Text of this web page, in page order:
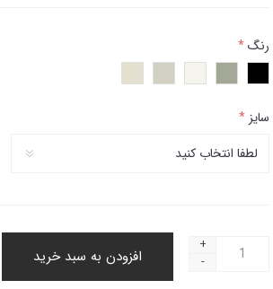
رنگ*
سایز *
+
-
افزودن به سبد خرید